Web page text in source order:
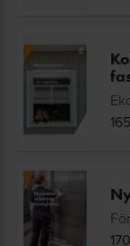
165